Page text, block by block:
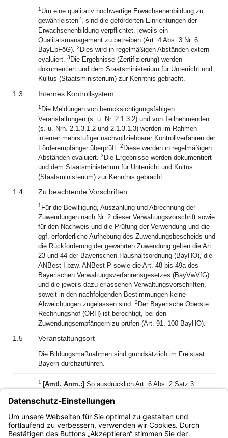
1Um eine qualitativ hochwertige Erwachsenenbildung zu
gewährleisten2, sind die geförderten Einrichtungen der
Erwachsenenbildung verpflichtet, jeweils ein
Qualitätsmanagement zu betreiben (Art. 4 Abs. 3 Nr. 6
BayEbFöG). 2 Dies wird in regelmäßigen Abständen extern
evaluiert. 3 Die Ergebnisse (Zertifizierung) werden
dokumentiert und dem Staatsministerium für Unterricht und
Kultus (Staatsministerium) zur Kenntnis gebracht.
1.3 Internes Kontrollsystem
1 Die Meldungen von berücksichtigungsfähigen
Veranstaltungen (s. u. Nr. 2.1.3.2) und von Teilnehmenden
(s. u. Nrn. 2.1.3.1.2 und 2.1.3.1.3) werden im Rahmen
interner mehrstufiger nachvollziehbarer Kontrollverfahren der
Förderempfänger überprüft. 2 Diese werden in regelmäßigen
Abständen evaluiert. 3 Die Ergebnisse werden dokumentiert
und dem Staatsministerium für Unterricht und Kultus
(Staatsministerium) zur Kenntnis gebracht.
1.4 Zu beachtende Vorschriften
1 Für die Bewilligung, Auszahlung und Abrechnung der
Zuwendungen nach Nr. 2 dieser Verwaltungsvorschrift sowie
für den Nachweis und die Prüfung der Verwendung und die
ggf. erforderliche Aufhebung des Zuwendungsbescheids und
die Rückforderung der gewährten Zuwendung gelten die Art.
23 und 44 der Bayerischen Haushaltsordnung (BayHO), die
ANBest-I bzw. ANBest-P sowie die Art. 48 bis 49a des
Bayerischen Verwaltungsverfahrensgesetzes (BayVwVfG)
und die jeweils dazu erlassenen Verwaltungsvorschriften,
soweit in den nachfolgenden Bestimmungen keine
Abweichungen zugelassen sind. 2 Der Bayerische Oberste
Rechnungshof (ORH) ist berechtigt, bei den
Zuwendungsempfängern zu prüfen (Art. 91, 100 BayHO).
1.5 Veranstaltungsort
Die Bildungsmaßnahmen sind grundsätzlich im Freistaat
Bayern durchzuführen.
1 [Amtl. Anm.:] So ausdrücklich Art. 6 Abs. 2 Satz 3
Projektförderung nach dem BayEbFöG.
2[Amtl. Anm.:]Entschließung zum BayEbFöG, LT-Drs.
17/22597, Ziff. III Nr. 1 Buchst. d, S. 3.